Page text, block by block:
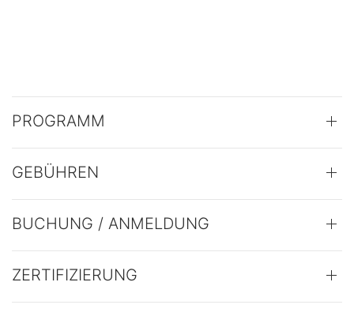
PROGRAMM
GEBÜHREN
BUCHUNG / ANMELDUNG
ZERTIFIZIERUNG